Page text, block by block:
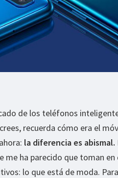
de los teléfonos
recuerda cómo era el
la diferencia es abismal.
me ha parecido que toman
lo que está de moda.